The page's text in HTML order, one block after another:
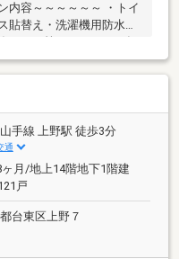
内容～～～～～～ ・トイ
貼替え・洗濯機用防水パ
～～～～～～～～～～～
ブルオートロック・宅配
則あり）
山手線 上野駅 徒歩3分
通
月/地上14階地下1階建
戸
台東区上野７